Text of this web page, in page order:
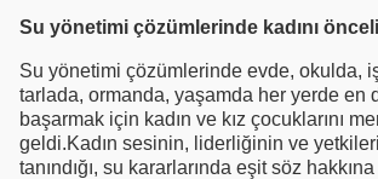
Su yönetimi çözümlerinde kadını
Su yönetimi çözümlerinde evde, okulda,
tarlada, ormanda, yaşamda her yerde en
başarmak için kadın ve kız çocuklarını
geldi.Kadın sesinin, liderliğinin ve
tanındığı, su kararlarında eşit söz